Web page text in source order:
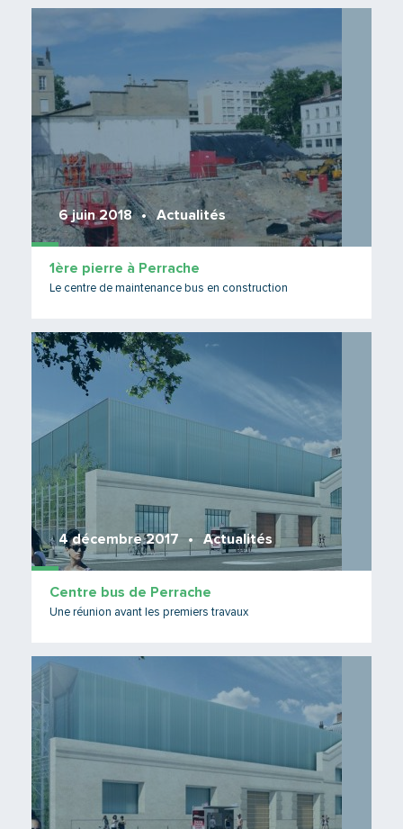
6 juin 2018 Actualités
1ère pierre à Perrache
Le centre de maintenance bus en construction
4 décembre 2017 Actualités
Centre bus de Perrache
Une réunion avant les premiers travaux